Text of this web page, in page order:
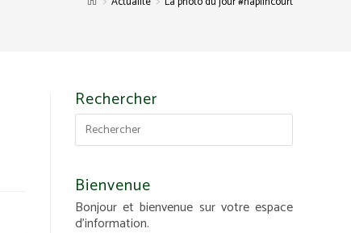
Rechercher
Bienvenue
Bonjour et bienvenue sur votre espace
d'information.